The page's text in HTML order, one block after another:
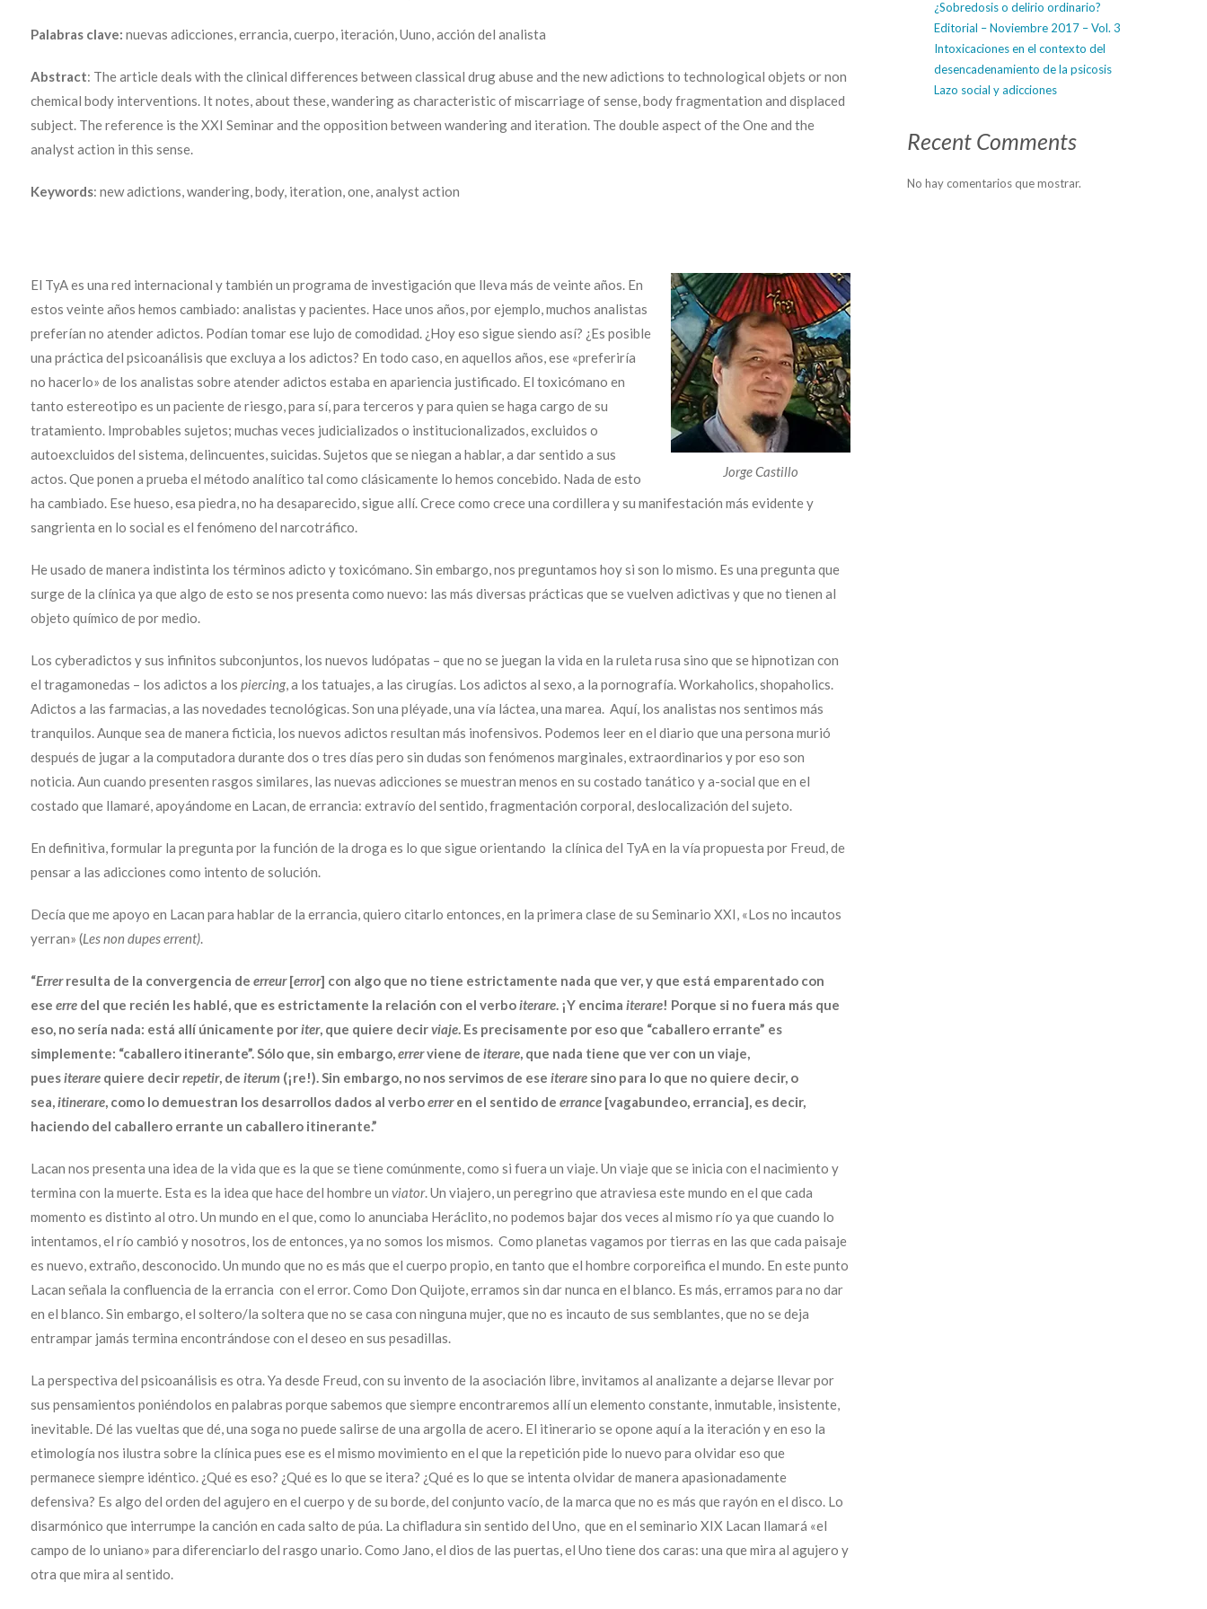
Palabras clave: nuevas adicciones, errancia, cuerpo, iteración, Uuno, acción del analista
Abstract: The article deals with the clinical differences between classical drug abuse and the new adictions to technological objets or non
chemical body interventions. It notes, about these, wandering as characteristic of miscarriage of sense, body fragmentation and displaced
subject. The reference is the XXI Seminar and the opposition between wandering and iteration. The double aspect of the One and the
analyst action in this sense.
Keywords: new adictions, wandering, body, iteration, one, analyst action
Jorge Castillo
El TyA es una red internacional y también un programa de investigación que lleva más de veinte años. En
estos veinte años hemos cambiado: analistas y pacientes. Hace unos años, por ejemplo, muchos analistas
preferían no atender adictos. Podían tomar ese lujo de comodidad. ¿Hoy eso sigue siendo así? ¿Es posible
una práctica del psicoanálisis que excluya a los adictos? En todo caso, en aquellos años, ese «preferiría
no hacerlo» de los analistas sobre atender adictos estaba en apariencia justificado. El toxicómano en
tanto estereotipo es un paciente de riesgo, para sí, para terceros y para quien se haga cargo de su
tratamiento. Improbables sujetos; muchas veces judicializados o institucionalizados, excluidos o
autoexcluidos del sistema, delincuentes, suicidas. Sujetos que se niegan a hablar, a dar sentido a sus
actos. Que ponen a prueba el método analítico tal como clásicamente lo hemos concebido. Nada de esto
ha cambiado. Ese hueso, esa piedra, no ha desaparecido, sigue allí. Crece como crece una cordillera y su manifestación más evidente y
sangrienta en lo social es el fenómeno del narcotráfico.
He usado de manera indistinta los términos adicto y toxicómano. Sin embargo, nos preguntamos hoy si son lo mismo. Es una pregunta que
surge de la clínica ya que algo de esto se nos presenta como nuevo: las más diversas prácticas que se vuelven adictivas y que no tienen al
objeto químico de por medio.
Los cyberadictos y sus infinitos subconjuntos, los nuevos ludópatas – que no se juegan la vida en la ruleta rusa sino que se hipnotizan con
el tragamonedas – los adictos a los piercing, a los tatuajes, a las cirugías. Los adictos al sexo, a la pornografía. Workaholics, shopaholics.
Adictos a las farmacias, a las novedades tecnológicas. Son una pléyade, una vía láctea, una marea. Aquí, los analistas nos sentimos más
tranquilos. Aunque sea de manera ficticia, los nuevos adictos resultan más inofensivos. Podemos leer en el diario que una persona murió
después de jugar a la computadora durante dos o tres días pero sin dudas son fenómenos marginales, extraordinarios y por eso son
noticia. Aun cuando presenten rasgos similares, las nuevas adicciones se muestran menos en su costado tanático y a-social que en el
costado que llamaré, apoyándome en Lacan, de errancia: extravío del sentido, fragmentación corporal, deslocalización del sujeto.
En definitiva, formular la pregunta por la función de la droga es lo que sigue orientando la clínica del TyA en la vía propuesta por Freud, de
pensar a las adicciones como intento de solución.
Decía que me apoyo en Lacan para hablar de la errancia, quiero citarlo entonces, en la primera clase de su Seminario XXI, «Los no incautos
yerran» (Les non dupes errent).
“Errerresulta de la convergencia de erreur[error] con algo que no tiene estrictamente nada que ver, y que está emparentado con
ese erredel que recién les hablé, que es estrictamente la relación con el verboiterare. ¡Y encima iterare! Porque si no fuera más que
eso, no sería nada: está allí únicamente poriter, que quiere decirviaje. Es precisamente por eso que “caballero errante” es
simplemente: “caballero itinerante”. Sólo que, sin embargo,errerviene de iterare, que nada tiene que ver con un viaje,
puesiterarequiere decirrepetir, de iterum(¡re!). Sin embargo, no nos servimos de ese iteraresino para lo que no quiere decir, o
sea,itinerare, como lo demuestran los desarrollos dados al verboerreren el sentido de errance[vagabundeo, errancia], es decir,
haciendo del caballero errante un caballero itinerante.”
Lacan nos presenta una idea de la vida que es la que se tiene comúnmente, como si fuera un viaje. Un viaje que se inicia con el nacimiento y
termina con la muerte. Esta es la idea que hace del hombre un viator. Un viajero, un peregrino que atraviesa este mundo en el que cada
momento es distinto al otro. Un mundo en el que, como lo anunciaba Heráclito, no podemos bajar dos veces al mismo río ya que cuando lo
intentamos, el río cambió y nosotros, los de entonces, ya no somos los mismos. Como planetas vagamos por tierras en las que cada paisaje
es nuevo, extraño, desconocido. Un mundo que no es más que el cuerpo propio, en tanto que el hombre corporeifica el mundo. En este punto
Lacan señala la confluencia de la errancia con el error. Como Don Quijote, erramos sin dar nunca en el blanco. Es más, erramos para no dar
en el blanco. Sin embargo, el soltero/la soltera que no se casa con ninguna mujer, que no es incauto de sus semblantes, que no se deja
entrampar jamás termina encontrándose con el deseo en sus pesadillas.
La perspectiva del psicoanálisis es otra. Ya desde Freud, con su invento de la asociación libre, invitamos al analizante a dejarse llevar por
sus pensamientos poniéndolos en palabras porque sabemos que siempre encontraremos allí un elemento constante, inmutable, insistente,
inevitable. Dé las vueltas que dé, una soga no puede salirse de una argolla de acero. El itinerario se opone aquí a la iteración y en eso la
etimología nos ilustra sobre la clínica pues ese es el mismo movimiento en el que la repetición pide lo nuevo para olvidar eso que
permanece siempre idéntico. ¿Qué es eso? ¿Qué es lo que se itera? ¿Qué es lo que se intenta olvidar de manera apasionadamente
defensiva? Es algo del orden del agujero en el cuerpo y de su borde, del conjunto vacío, de la marca que no es más que rayón en el disco. Lo
disarmónico que interrumpe la canción en cada salto de púa. La chifladura sin sentido del Uno, que en el seminario XIX Lacan llamará «el
campo de lo uniano» para diferenciarlo del rasgo unario. Como Jano, el dios de las puertas, el Uno tiene dos caras: una que mira al agujero y
otra que mira al sentido.
¿Sobredosis o delirio ordinario?
Editorial – Noviembre 2017 – Vol. 3
Intoxicaciones en el contexto del
desencadenamiento de la psicosis
Lazo social y adicciones
Recent Comments
No hay comentarios que mostrar.